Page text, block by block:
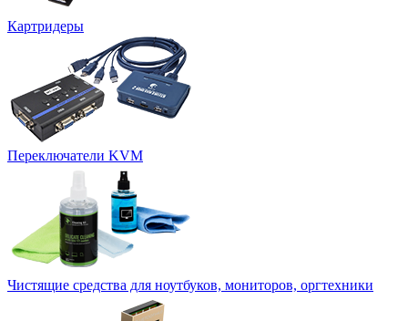
Картридеры
Переключатели KVM
Чистящие средства для ноутбуков, мониторов, оргтехники